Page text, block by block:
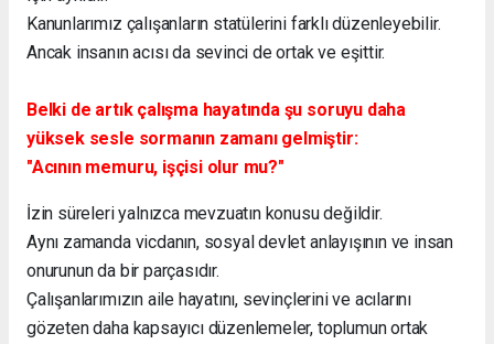
Kanunlarımız çalışanların statülerini farklı düzenleyebilir.
Ancak insanın acısı da sevinci de ortak ve eşittir.
Belki de artık çalışma hayatında şu soruyu daha
yüksek sesle sormanın zamanı gelmiştir:
"Acının memuru, işçisi olur mu?"
İzin süreleri yalnızca mevzuatın konusu değildir.
Aynı zamanda vicdanın, sosyal devlet anlayışının ve insan
onurunun da bir parçasıdır.
Çalışanlarımızın aile hayatını, sevinçlerini ve acılarını
gözeten daha kapsayıcı düzenlemeler, toplumun ortak